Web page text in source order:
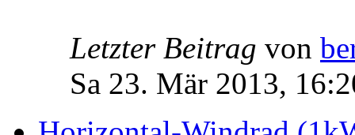
Letzter Beitrag von
Sa 23. Mär 2013,